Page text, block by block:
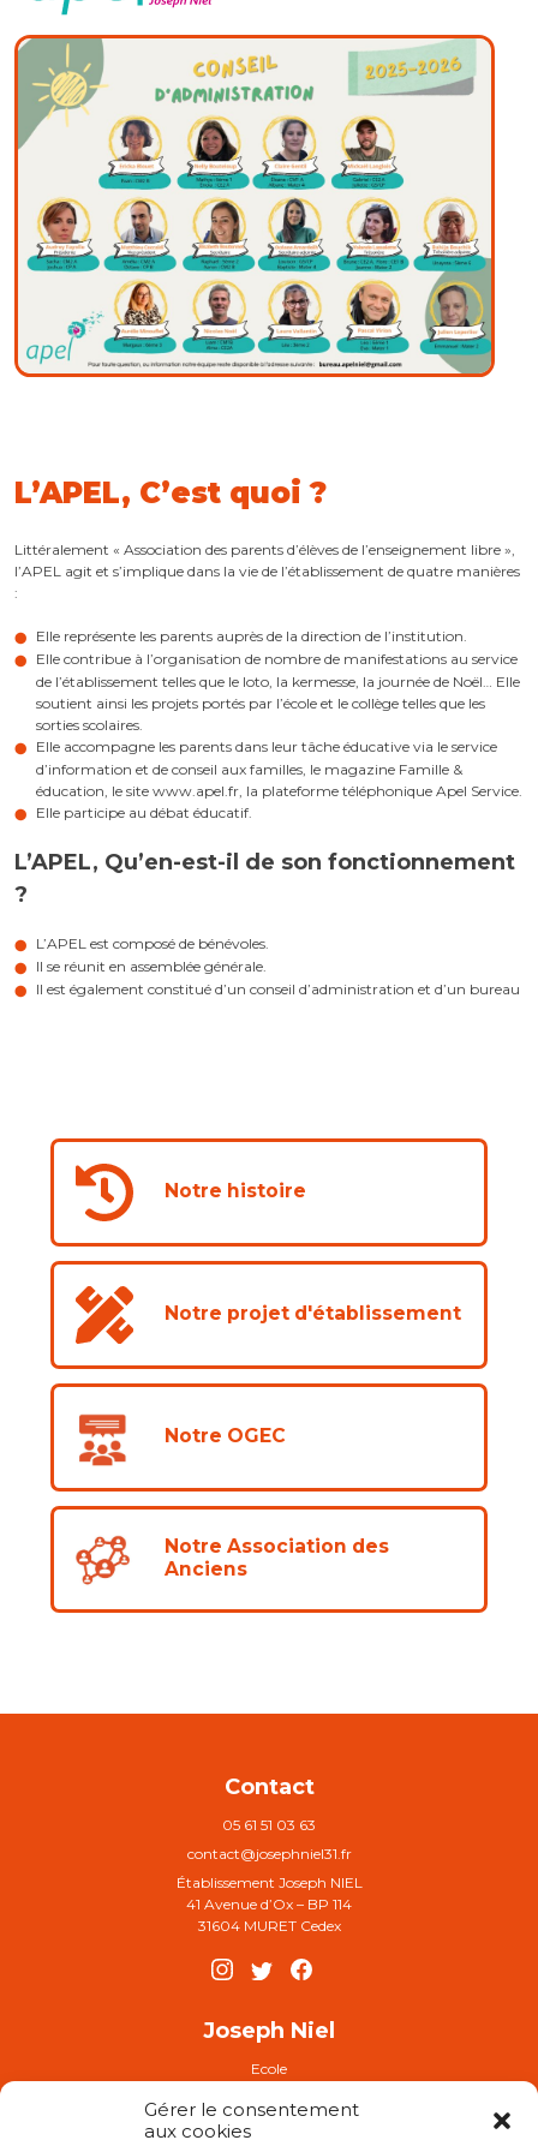
Gérer le consentement
aux cookies
L’APEL, C’est quoi ?
Littéralement « Association des parents d’élèves de l’enseignement libre »,
l’APEL agit et s’implique dans la vie de l’établissement de quatre manières
:
Elle représente les parents auprès de la direction de l’institution.
Elle contribue à l’organisation de nombre de manifestations au service
de l’établissement telles que le loto, la kermesse, la journée de Noël… Elle
soutient ainsi les projets portés par l’école et le collège telles que les
sorties scolaires.
Elle accompagne les parents dans leur tâche éducative via le service
d’information et de conseil aux familles, le magazine Famille &
éducation, le site www.apel.fr, la plateforme téléphonique Apel Service.
Elle participe au débat éducatif.
L’APEL, Qu’en-est-il de son fonctionnement
?
L’APEL est composé de bénévoles.
Il se réunit en assemblée générale.
Il est également constitué d’un conseil d’administration et d’un bureau
Notre histoire
Notre projet d'établissement
Notre OGEC
Notre Association des
Anciens
Contact
05 61 51 03 63
contact@josephniel31.fr
Établissement Joseph NIEL
41 Avenue d’Ox – BP 114
31604 MURET Cedex
Joseph Niel
Ecole
Plaquette établissement